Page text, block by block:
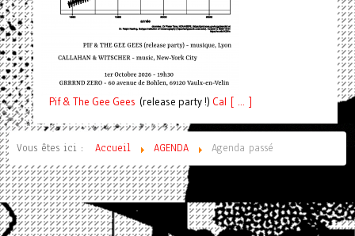
Pif& The Gee Gees (release party !) Cal [ ... ]
Vous êtes ici : Accueil AGENDA Agenda passé